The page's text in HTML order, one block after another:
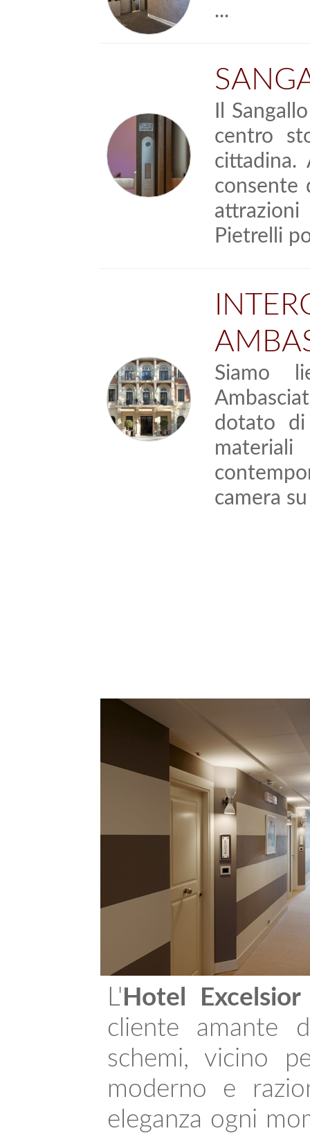
...
Il
centro
cittadina.
consente
Pietrelli
Siamo
dotato
materiali
camera
L' Hotel
cliente amante
schemi, vicino
moderno e
eleganza ogni